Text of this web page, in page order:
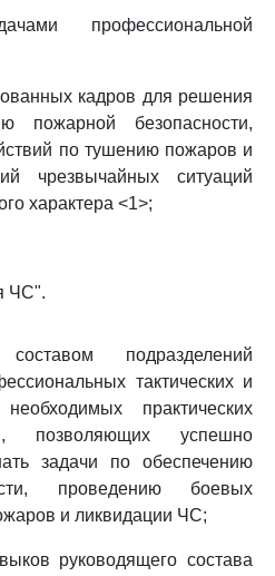
профессиональной
кадров для решения
пожарной безопасности,
по тушению пожаров и
чрезвычайных ситуаций
характера <1>;
ЧС".
подразделений
тактических и
практических
позволяющих успешно
задачи по обеспечению
проведению боевых
и ликвидации ЧС;
руководящего состава